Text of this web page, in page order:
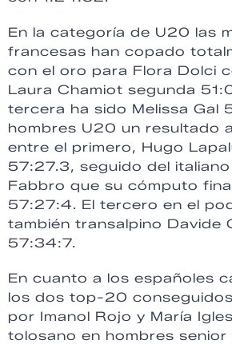
En la categoría de U20 las
francesas han copado
con el oro para Flora Dolci
Laura Chamiot segunda
tercera ha sido Melissa Gal
hombres U20 un resultado
entre el primero, Hugo
57:27.3, seguido del
Fabbro que su cómputo
57:27:4. El tercero en el
también transalpino Davide
57:34:7.
En cuanto a los españoles
los dos top-20
por Imanol Rojo y María
tolosano en hombres senior